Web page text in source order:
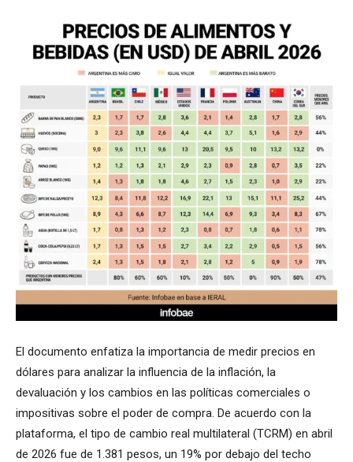
El documento enfatiza la importancia de medir precios en
dólares para analizar la influencia de la inflación, la
devaluación y los cambios en las políticas comerciales o
impositivas sobre el poder de compra. De acuerdo con la
plataforma, el tipo de cambio real multilateral (TCRM) en abril
de 2026 fue de 1.381 pesos, un 19% por debajo del techo